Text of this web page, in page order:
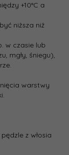
+10°C a
niższa niż
w czasie lub
mgły, śniegu),
warstwy
z włosia